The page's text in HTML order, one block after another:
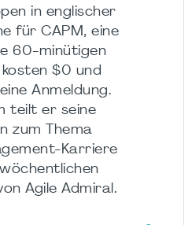
in englischer
für CAPM, eine
60-minütigen
$0 und
Anmeldung.
teilt er seine
zum Thema
Karriere
Agile Admiral.